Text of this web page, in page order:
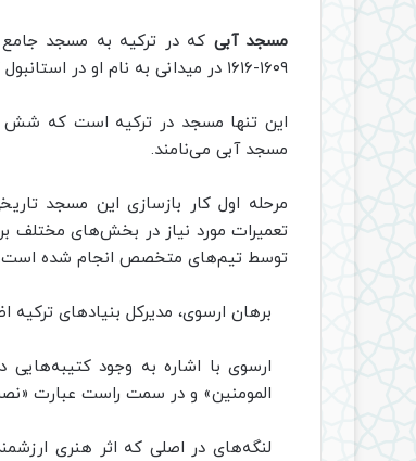
مسجد آبی که در ترکیه به مسجد
۱۶۰۹-۱۶۱۶ در میدانی به نام او در استانبول که پایتخت حکومت عثمانی ساخته شد.
این تنها مسجد در ترکیه است که شش
مسجد آبی می‌نامند.
تعمیرات مورد نیاز در بخش‌های مختلف
توسط تیم‌های متخصص انجام شده
برهان ارسوی، مدیرکل بنیادهای ترکیه اظهار کرد: درهای ۴۰۰
ارسوی با اشاره به وجود
المومنین» و در سمت راست عبارت
لنگه‌های در اصلی که اثر هنری